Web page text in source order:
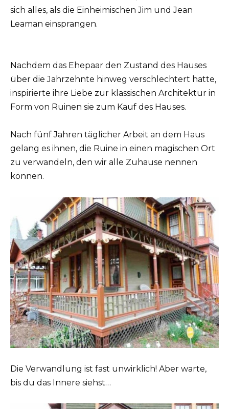
sich alles, als die Einheimischen Jim und Jean
Leaman einsprangen.
Nachdem das Ehepaar den Zustand des Hauses
über die Jahrzehnte hinweg verschlechtert hatte,
inspirierte ihre Liebe zur klassischen Architektur in
Form von Ruinen sie zum Kauf des Hauses.
Nach fünf Jahren täglicher Arbeit an dem Haus
gelang es ihnen, die Ruine in einen magischen Ort
zu verwandeln, den wir alle Zuhause nennen
können.
Die Verwandlung ist fast unwirklich! Aber warte,
bis du das Innere siehst…